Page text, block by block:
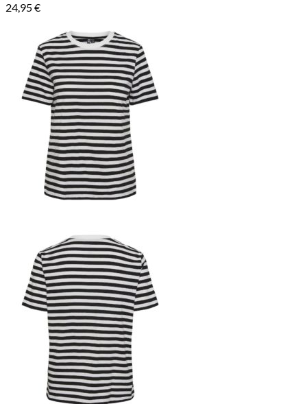
24,95€